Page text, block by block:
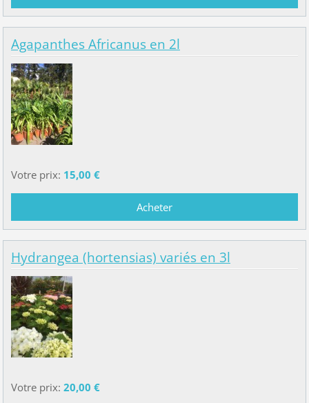
Agapanthes Africanus en 2l
Votre prix: 15,00 €
Hydrangea (hortensias) variés en 3l
Votre prix: 20,00 €